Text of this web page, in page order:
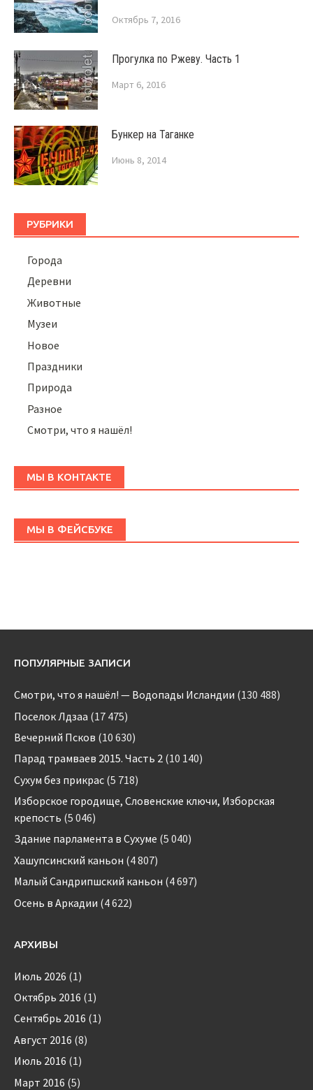
Октябрь 7, 2016
Прогулка по Ржеву. Часть 1
Март 6, 2016
Бункер на Таганке
Июнь 8, 2014
РУБРИКИ
Города
Деревни
Животные
Музеи
Новое
Праздники
Природа
Разное
Смотри, что я нашёл!
МЫ В КОНТАКТЕ
МЫ В ФЕЙСБУКЕ
ПОПУЛЯРНЫЕ ЗАПИСИ
Смотри, что я нашёл! — Водопады Исландии (130 488)
Поселок Лдзаа (17 475)
Вечерний Псков (10 630)
Парад трамваев 2015. Часть 2 (10 140)
Сухум без прикрас (5 718)
Изборское городище, Словенские ключи, Изборская
крепость (5 046)
Здание парламента в Сухуме (5 040)
Хашупсинский каньон (4 807)
Малый Сандрипшский каньон (4 697)
Осень в Аркадии (4 622)
АРХИВЫ
Июль 2026 (1)
Октябрь 2016 (1)
Сентябрь 2016 (1)
Август 2016 (8)
Июль 2016 (1)
Март 2016 (5)